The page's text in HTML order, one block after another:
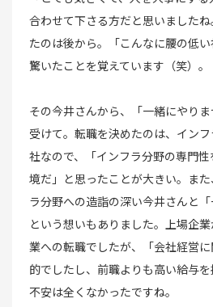
合わせて下さる方だと思いました
たのは後から。「こんなに腰の低
驚いたことを覚えています（笑）。
その今井さんから、「一緒にやり
受けて。転職を決めたのは、イン
社なので、「インフラ分野の専門
境だ」と思ったことが大きい。ま
ラ分野への造詣の深い今井さんと「
という想いもありました。上場企
業への転職でしたが、「会社経営
的でしたし、前職よりも高い給与を
不安は全くなかったですね。